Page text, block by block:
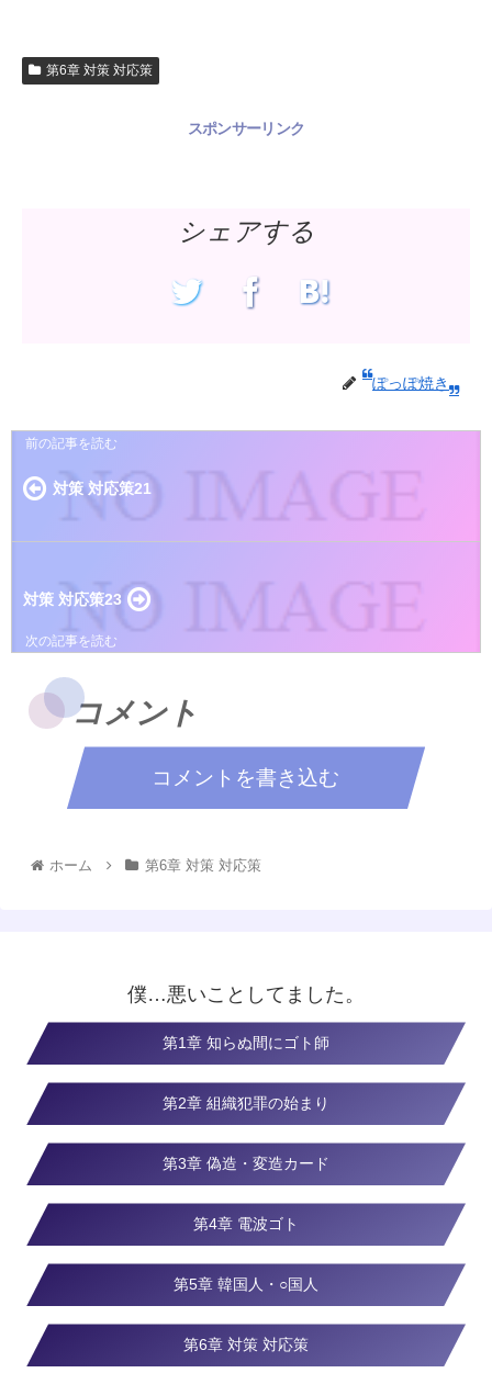
第6章 対策 対応策
スポンサーリンク
シェアする
ぽっぽ焼き
対策 対応策21
対策 対応策23
コメント
コメントを書き込む
ホーム 第6章 対策 対応策
僕…悪いことしてました。
第1章 知らぬ間にゴト師
第2章 組織犯罪の始まり
第3章 偽造・変造カード
第4章 電波ゴト
第5章 韓国人・○国人
第6章 対策 対応策